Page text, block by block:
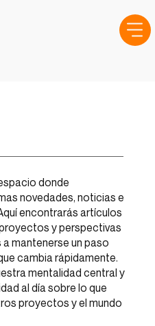
donde
novedades, noticias e
encontrarás artículos
y perspectivas
mantenerse un paso
cambia rápidamente.
mentalidad central y
al día sobre lo que
proyectos y el mundo